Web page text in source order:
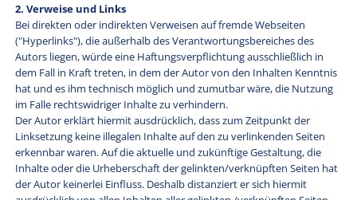
2. Verweise und Links
Bei direkten oder indirekten Verweisen auf fremde Webseiten
("Hyperlinks"), die außerhalb des Verantwortungsbereiches des
Autors liegen, würde eine Haftungsverpflichtung ausschließlich in
dem Fall in Kraft treten, in dem der Autor von den Inhalten Kenntnis
hat und es ihm technisch möglich und zumutbar wäre, die Nutzung
im Falle rechtswidriger Inhalte zu verhindern.
Der Autor erklärt hiermit ausdrücklich, dass zum Zeitpunkt der
Linksetzung keine illegalen Inhalte auf den zu verlinkenden Seiten
erkennbar waren. Auf die aktuelle und zukünftige Gestaltung, die
Inhalte oder die Urheberschaft der gelinkten/verknüpften Seiten hat
der Autor keinerlei Einfluss. Deshalb distanziert er sich hiermit